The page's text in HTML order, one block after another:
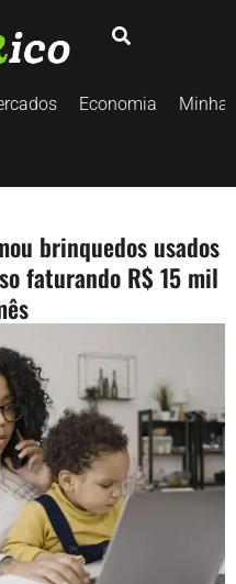
Economia
brinquedos usados
faturando R$ 15 mil